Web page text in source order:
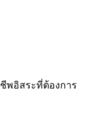
พอิสระที่ต้องการ